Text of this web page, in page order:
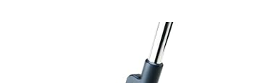
スペックと特徴：ヘッド形状・クランクホ